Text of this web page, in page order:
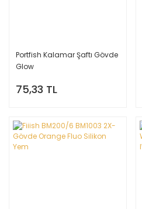
Portfish Kalamar Şaftı Gövde
Glow
75,33 TL